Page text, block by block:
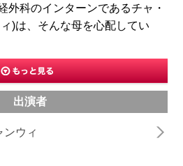
外科のインターンであるチャ・
)は、そんな母を心配してい
出演者
ンウィ